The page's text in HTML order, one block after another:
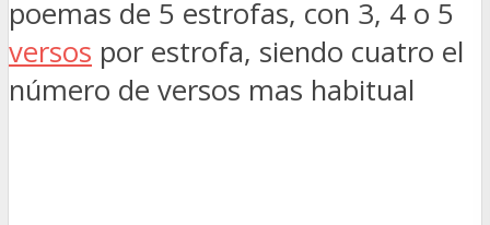
poemas de 5 estrofas, con 3, 4 o 5
versos por estrofa, siendo cuatro el
número de versos mas habitual